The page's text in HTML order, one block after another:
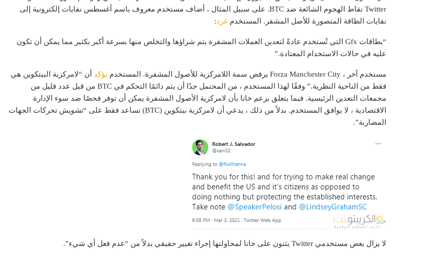
Twitter نقاط الهجوم الشائعة ضد BTC. على سبيل المثال ، أضاف مستخدم معروف باسم أغسطس نفايات إلكترونية إلى
نفايات الطاقة المتصورة للأصل المشفر. المستخدم غرد:
“بطاقات Gfx التي تُستخدم عادةً لتعدين العملات المشفرة يتم شراؤها والتخلص منها بسرعة أكبر بكثير مما يمكن أن تكون
عليه في حالات الاستخدام المعتادة.”
مستخدم آخر ، Forza Manchester City يرفض سمة اللامركزية للأصول المشفرة. المستخدم يؤكد أن “لامركزية البيتكوين هي
فقط من الناحية النظرية.” وفقًا لهذا المستخدم ، من المحتمل جدًا أن يتم دائمًا التحكم في BTC من قبل عدد قليل من
مجمعات التعدين الرئيسية. فيما يتعلق بزعم خانا بأن لامركزية الأصول المشفرة يمكن أن توفر فحصًا ضد سوء الإدارة
الاقتصادية ، لا يوافق المستخدم. بدلاً من ذلك ، يدعي أن لامركزية بيتكوين (BTC) تساعد فقط على “تشويش تحركات الجهات
المضاربة”.
لا يزال بعض مستخدمي Twitter يثنون على خانا لمحاولتها إجراء تغيير حقيقي بدلاً من “عدم فعل أي شيء”.